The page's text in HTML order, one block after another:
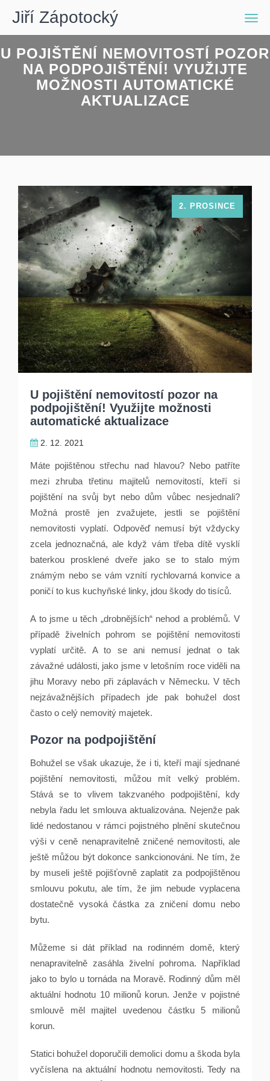
Jiří Zápotocký
U POJIŠTĚNÍ NEMOVITOSTÍ POZOR
NA PODPOJIŠTĚNÍ! VYUŽIJTE
MOŽNOSTI AUTOMATICKÉ
AKTUALIZACE
U pojištění nemovitostí pozor na
podpojištění! Využijte možnosti
automatické aktualizace
2. 12. 2021
2. PROSINCE
Máte pojištěnou střechu nad hlavou? Nebo patříte
mezi zhruba třetinu majitelů nemovitostí, kteří si
pojištění na svůj byt nebo dům vůbec nesjednali?
Možná prostě jen zvažujete, jestli se pojištění
nemovitosti vyplatí. Odpověď nemusí být vždycky
zcela jednoznačná, ale když vám třeba dítě vysklí
baterkou prosklené dveře jako se to stalo mým
známým nebo se vám vznítí rychlovarná konvice a
poničí to kus kuchyňské linky, jdou škody do tisíců.
A to jsme u těch „drobnějších“ nehod a problémů. V
případě živelních pohrom se pojištění nemovitosti
vyplatí určitě. A to se ani nemusí jednat o tak
závažné události, jako jsme v letošním roce viděli na
jihu Moravy nebo při záplavách v Německu. V těch
nejzávažnějších případech jde pak bohužel dost
často o celý nemovitý majetek.
Pozor na podpojištění
Bohužel se však ukazuje, že i ti, kteří mají sjednané
pojištění nemovitosti, můžou mít velký problém.
Stává se to vlivem takzvaného podpojištění, kdy
nebyla řadu let smlouva aktualizována. Nejenže pak
lidé nedostanou v rámci pojistného plnění skutečnou
výši v ceně nenapravitelně zničené nemovitosti, ale
ještě můžou být dokonce sankcionováni. Ne tím, že
by museli ještě pojišťovně zaplatit za podpojištěnou
smlouvu pokutu, ale tím, že jim nebude vyplacena
dostatečně vysoká částka za zničení domu nebo
bytu.
Můžeme si dát příklad na rodinném domě, který
nenapravitelně zasáhla živelní pohroma. Například
jako to bylo u tornáda na Moravě. Rodinný dům měl
aktuální hodnotu 10 milionů korun. Jenže v pojistné
smlouvě měl majitel uvedenou částku 5 milionů
korun.
Statici bohužel doporučili demolici domu a škoda byla
vyčíslena na aktuální hodnotu nemovitosti. Tedy na